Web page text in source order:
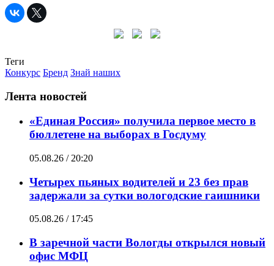
Теги
Конкурс Бренд Знай наших
Лента новостей
«Единая Россия» получила первое место в
бюллетене на выборах в Госдуму
05.08.26 / 20:20
Четырех пьяных водителей и 23 без прав
задержали за сутки вологодские гаишники
05.08.26 / 17:45
В заречной части Вологды открылся новый
офис МФЦ